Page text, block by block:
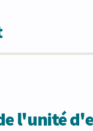
l'unité